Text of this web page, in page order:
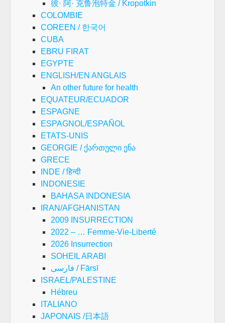
彼· 阿· 克鲁泡特金 / Kropotkin
COLOMBIE
COREEN / 한국어
CUBA
EBRU FIRAT
EGYPTE
ENGLISH/EN ANGLAIS
An other future for health
EQUATEUR/ECUADOR
ESPAGNE
ESPAGNOL/ESPAÑOL
ETATS-UNIS
GEORGIE / ქართული ენა
GRECE
INDE / हिन्दी
INDONESIE
BAHASA INDONESIA
IRAN/AFGHANISTAN
2009 INSURRECTION
2022 – … Femme-Vie-Liberté
2026 Insurrection
SOHEIL ARABI
فارسی / Fārsī
ISRAEL/PALESTINE
Hébreu
ITALIANO
JAPONAIS /日本語